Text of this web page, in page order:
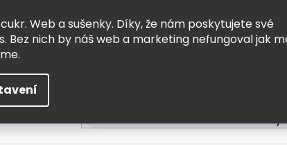
Web a sušenky. Díky, že nám poskytujete své
Bez nich by náš web a marketing nefungoval jak